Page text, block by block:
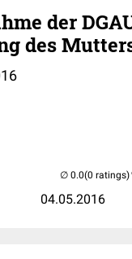
der
des
04.05.2016
(0 ratings)